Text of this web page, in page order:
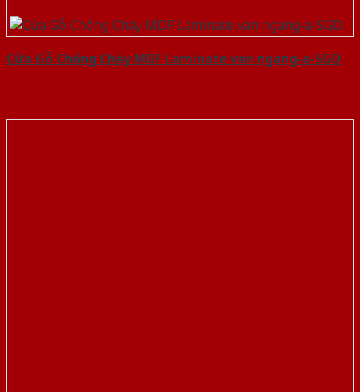
Cửa Gỗ Chống Cháy MDF Laminate van ngang-a-SGD